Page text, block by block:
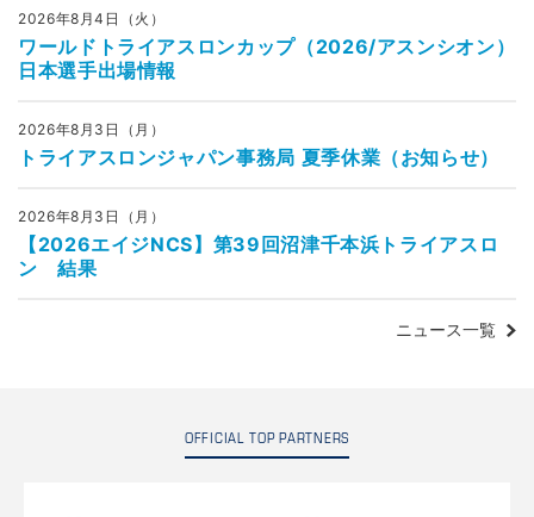
2026年8月4日（火）
ワールドトライアスロンカップ（2026/アスンシオン）
日本選手出場情報
2026年8月3日（月）
トライアスロンジャパン事務局 夏季休業（お知らせ）
2026年8月3日（月）
【2026エイジNCS】第39回沼津千本浜トライアスロ
ン 結果
ニュース一覧
OFFICIAL TOP PARTNERS